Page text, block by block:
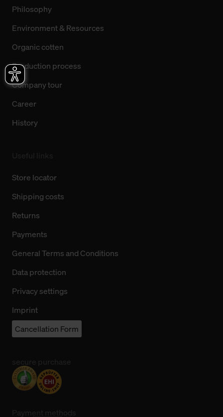
Philosophy
Environment & Resources
Organic cotten
Production process
Company tour
Career
History
Store locator
Shipping costs
Returns
Payments
General Terms and Conditions
Data protection
Privacy settings
Imprint
Cancellation Form